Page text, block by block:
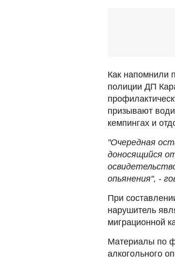
Как напомнили
полиции ДП
призывают
кемпингах и
"Очередная
доносящийся
опьянения", -
При
нарушитель
миграционной
Материалы по
алкогольного